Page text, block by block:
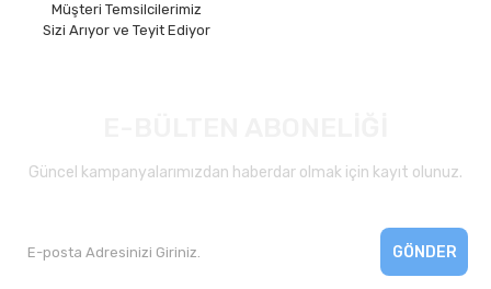
Müşteri Temsilcilerimiz
Sizi Arıyor ve Teyit Ediyor
Güncel kampanyalarımızdan haberdar olmak için kayıt olunuz.
GÖNDER